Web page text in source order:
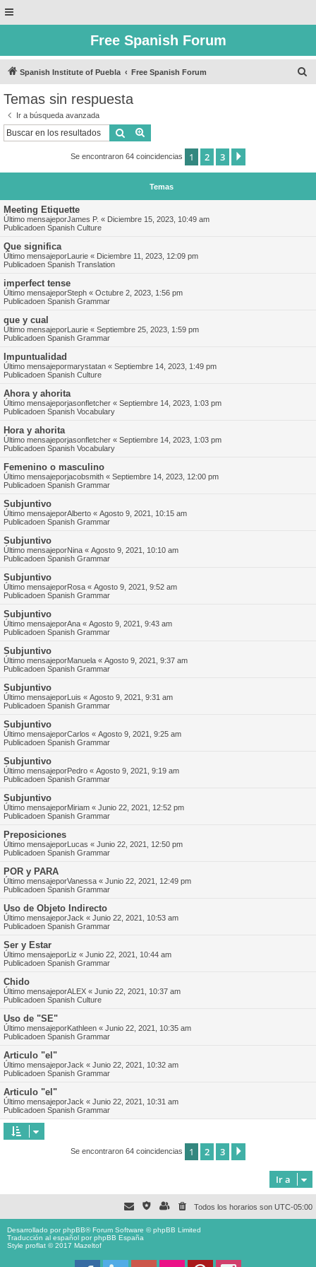
Free Spanish Forum
Spanish Institute of Puebla Free Spanish Forum
Temas sin respuesta
Ir a búsqueda avanzada
Buscar
Se encontraron 64 coincidencias 1 2 3
Temas
Meeting Etiquette
Último mensajeporJames P. « Diciembre 15, 2023, 10:49 am
Publicadoen Spanish Culture
Que significa
Último mensajeporLaurie « Diciembre 11, 2023, 12:09 pm
Publicadoen Spanish Translation
imperfect tense
Último mensajeporSteph « Octubre 2, 2023, 1:56 pm
Publicadoen Spanish Grammar
que y cual
Último mensajeporLaurie « Septiembre 25, 2023, 1:59 pm
Publicadoen Spanish Grammar
Impuntualidad
Último mensajepormarystatan « Septiembre 14, 2023, 1:49 pm
Publicadoen Spanish Culture
Ahora y ahorita
Último mensajeporjasonfletcher « Septiembre 14, 2023, 1:03 pm
Publicadoen Spanish Vocabulary
Hora y ahorita
Último mensajeporjasonfletcher « Septiembre 14, 2023, 1:03 pm
Publicadoen Spanish Vocabulary
Femenino o masculino
Último mensajeporjacobsmith « Septiembre 14, 2023, 12:00 pm
Publicadoen Spanish Grammar
Subjuntivo
Último mensajeporAlberto « Agosto 9, 2021, 10:15 am
Publicadoen Spanish Grammar
Subjuntivo
Último mensajeporNina « Agosto 9, 2021, 10:10 am
Publicadoen Spanish Grammar
Subjuntivo
Último mensajeporRosa « Agosto 9, 2021, 9:52 am
Publicadoen Spanish Grammar
Subjuntivo
Último mensajeporAna « Agosto 9, 2021, 9:43 am
Publicadoen Spanish Grammar
Subjuntivo
Último mensajeporManuela « Agosto 9, 2021, 9:37 am
Publicadoen Spanish Grammar
Subjuntivo
Último mensajeporLuis « Agosto 9, 2021, 9:31 am
Publicadoen Spanish Grammar
Subjuntivo
Último mensajeporCarlos « Agosto 9, 2021, 9:25 am
Publicadoen Spanish Grammar
Subjuntivo
Último mensajeporPedro « Agosto 9, 2021, 9:19 am
Publicadoen Spanish Grammar
Subjuntivo
Último mensajeporMiriam « Junio 22, 2021, 12:52 pm
Publicadoen Spanish Grammar
Preposiciones
Último mensajeporLucas « Junio 22, 2021, 12:50 pm
Publicadoen Spanish Grammar
POR y PARA
Último mensajeporVanessa « Junio 22, 2021, 12:49 pm
Publicadoen Spanish Grammar
Uso de Objeto Indirecto
Último mensajeporJack « Junio 22, 2021, 10:53 am
Publicadoen Spanish Grammar
Ser y Estar
Último mensajeporLiz « Junio 22, 2021, 10:44 am
Publicadoen Spanish Grammar
Chido
Último mensajeporALEX « Junio 22, 2021, 10:37 am
Publicadoen Spanish Culture
Uso de "SE"
Último mensajeporKathleen « Junio 22, 2021, 10:35 am
Publicadoen Spanish Grammar
Articulo "el"
Último mensajeporJack « Junio 22, 2021, 10:32 am
Publicadoen Spanish Grammar
Articulo "el"
Último mensajeporJack « Junio 22, 2021, 10:31 am
Publicadoen Spanish Grammar
Se encontraron 64 coincidencias 1 2 3
Ir a
Todos los horarios son UTC-05:00
Desarrollado porphpBB® Forum Software © phpBB Limited
Traducción al español porphpBB España
Style proflat © 2017 Mazeltof